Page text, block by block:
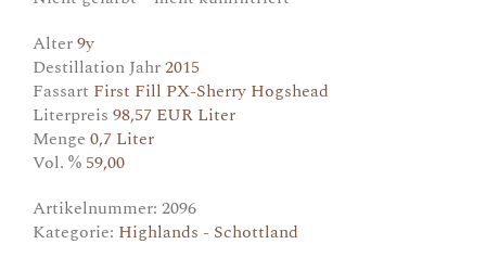
Alter9y
Destillation Jahr2015
Fassart First Fill PX-Sherry Hogshead
Literpreis 98,57 EUR Liter
Menge 0,7 Liter
Vol. % 59,00
Artikelnummer: 2096
Kategorie: Highlands - Schottland